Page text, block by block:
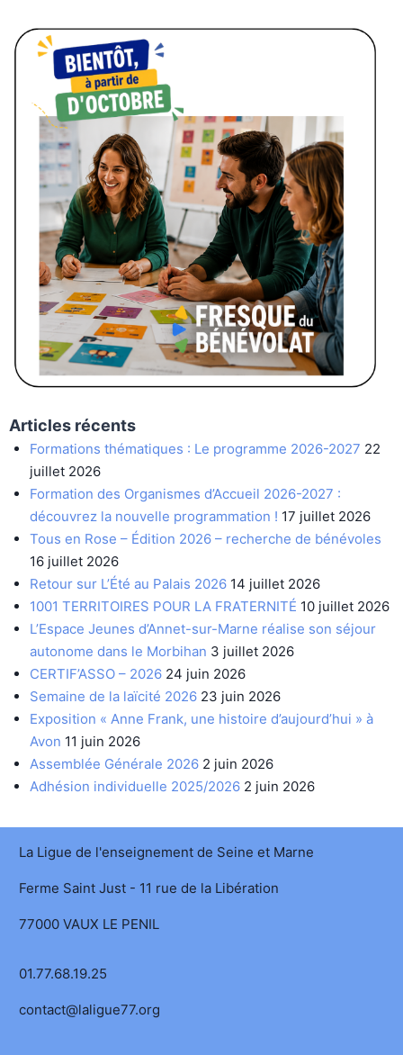
Articles récents
Formations thématiques : Le programme 2026-2027 22
juillet 2026
Formation des Organismes d’Accueil 2026-2027 :
découvrez la nouvelle programmation ! 17 juillet 2026
Tous en Rose – Édition 2026 – recherche de bénévoles
16 juillet 2026
Retour sur L’Été au Palais 2026 14 juillet 2026
1001 TERRITOIRES POUR LA FRATERNITÉ 10 juillet 2026
L’Espace Jeunes d’Annet-sur-Marne réalise son séjour
autonome dans le Morbihan 3 juillet 2026
CERTIF’ASSO – 2026 24 juin 2026
Semaine de la laïcité 2026 23 juin 2026
Exposition « Anne Frank, une histoire d’aujourd’hui » à
Avon 11 juin 2026
Assemblée Générale 2026 2 juin 2026
Adhésion individuelle 2025/2026 2 juin 2026
La Ligue de l'enseignement de Seine et Marne
Ferme Saint Just - 11 rue de la Libération
77000 VAUX LE PENIL
01.77.68.19.25
contact@laligue77.org